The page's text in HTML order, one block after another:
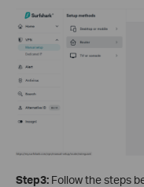
Step3: Follow the steps